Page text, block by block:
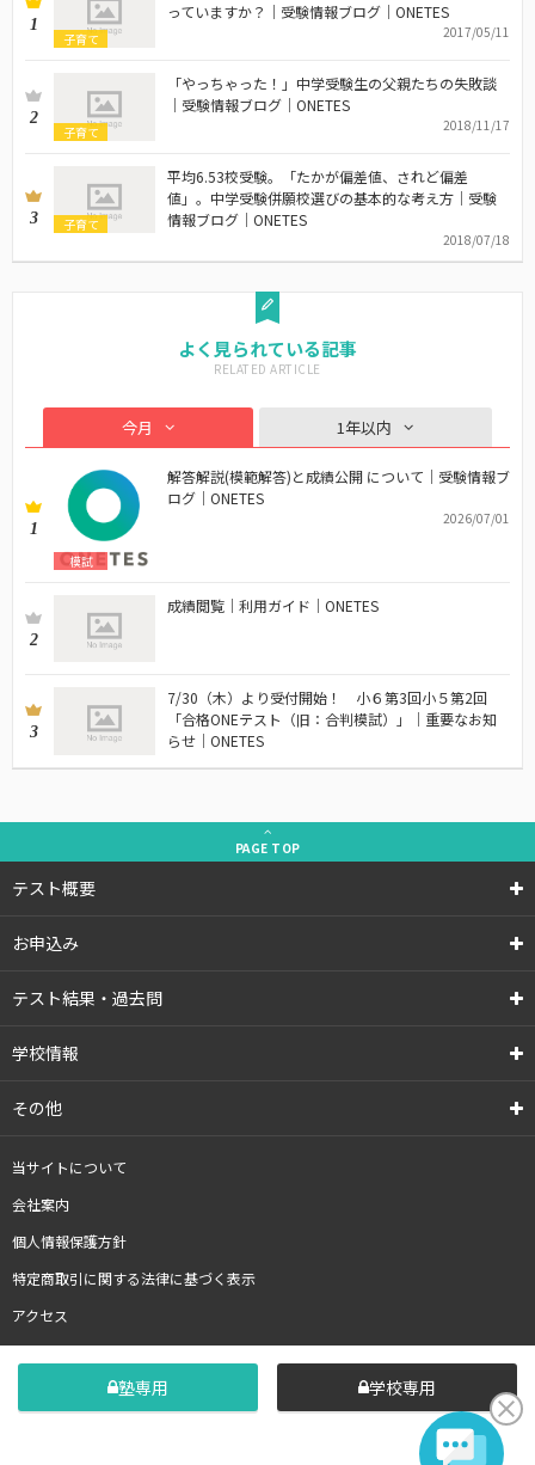
1
子育て
っていますか？｜受験情報ブログ｜ONETES
2017/05/11
2
子育て
「やっちゃった！」中学受験生の父親たちの失敗談
｜受験情報ブログ｜ONETES
2018/11/17
3 子育て
平均6.53校受験。「たかが偏差値、されど偏差
値」。中学受験併願校選びの基本的な考え方｜受験
情報ブログ｜ONETES
2018/07/18
よく見られている記事
今月 1年以内
1
模試
解答解説(模範解答)と成績公開 について｜受験情報ブ
ログ｜ONETES
2026/07/01
2
成績閲覧｜利用ガイド｜ONETES
3
7/30（木）より受付開始！ 小６第3回小５第2回
「合格ONEテスト（旧：合判模試）」｜重要なお知
らせ｜ONETES
PAGE TOP
テスト概要
お申込み
テスト結果・過去問
学校情報
その他
当サイトについて
会社案内
個人情報保護方針
特定商取引に関する法律に基づく表示
アクセス
塾専用 学校専用